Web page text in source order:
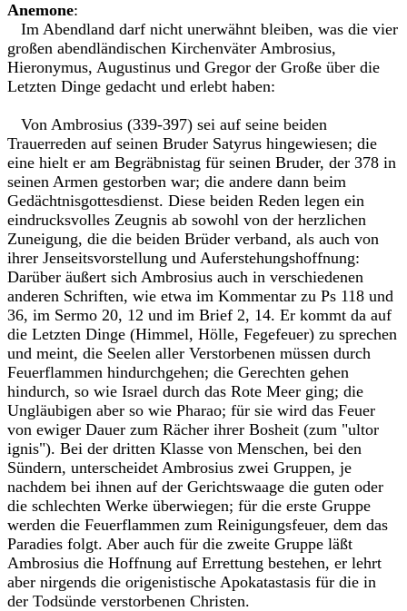
Anemone:
Im Abendland darf nicht unerwähnt bleiben, was die vier
großen abendländischen Kirchenväter Ambrosius,
Hieronymus, Augustinus und Gregor der Große über die
Letzten Dinge gedacht und erlebt haben:
Von Ambrosius (339-397) sei auf seine beiden
Trauerreden auf seinen Bruder Satyrus hingewiesen; die
eine hielt er am Begräbnistag für seinen Bruder, der 378 in
seinen Armen gestorben war; die andere dann beim
Gedächtnisgottesdienst. Diese beiden Reden legen ein
eindrucksvolles Zeugnis ab sowohl von der herzlichen
Zuneigung, die die beiden Brüder verband, als auch von
ihrer Jenseitsvorstellung und Auferstehungshoffnung:
Darüber äußert sich Ambrosius auch in verschiedenen
anderen Schriften, wie etwa im Kommentar zu Ps 118 und
36, im Sermo 20, 12 und im Brief 2, 14. Er kommt da auf
die Letzten Dinge (Himmel, Hölle, Fegefeuer) zu sprechen
und meint, die Seelen aller Verstorbenen müssen durch
Feuerflammen hindurchgehen; die Gerechten gehen
hindurch, so wie Israel durch das Rote Meer ging; die
Ungläubigen aber so wie Pharao; für sie wird das Feuer
von ewiger Dauer zum Rächer ihrer Bosheit (zum "ultor
ignis"). Bei der dritten Klasse von Menschen, bei den
Sündern, unterscheidet Ambrosius zwei Gruppen, je
nachdem bei ihnen auf der Gerichtswaage die guten oder
die schlechten Werke überwiegen; für die erste Gruppe
werden die Feuerflammen zum Reinigungsfeuer, dem das
Paradies folgt. Aber auch für die zweite Gruppe läßt
Ambrosius die Hoffnung auf Errettung bestehen, er lehrt
aber nirgends die origenistische Apokatastasis für die in
der Todsünde verstorbenen Christen.